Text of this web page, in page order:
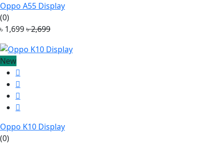
Oppo A55 Display
(0)
৳ 1,699৳ 2,699
New
Oppo K10 Display
(0)